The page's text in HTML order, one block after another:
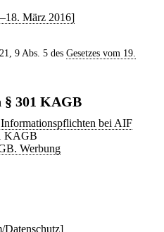
März 2016]
9 Abs. 5 des Gesetzes vom 19.
§ 301 KAGB
bei AIF
KAGB
Werbung
Datenschutz]